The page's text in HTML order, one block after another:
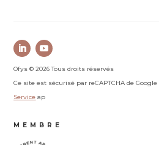
Ofys © 2026 Tous droits réservés
Ce site est sécurisé par reCAPTCHA de Google
Service ap
MEMBRE